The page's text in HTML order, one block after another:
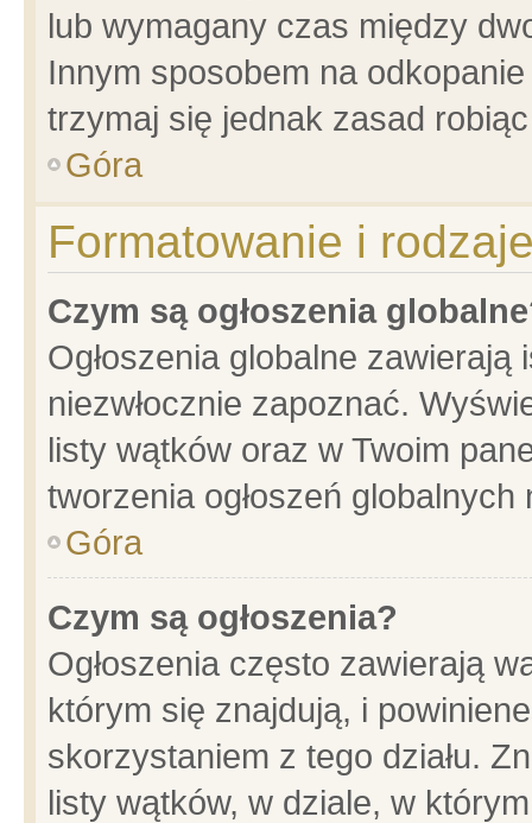
lub wymagany czas między
Innym sposobem na
trzymaj się jednak zasad
Góra
Formatowanie i
Czym są ogłoszenia
Ogłoszenia globalne
niezwłocznie zapoznać.
listy wątków oraz w Twoim
tworzenia ogłoszeń
Góra
Czym są ogłoszenia?
Ogłoszenia często zawierają
którym się znajdują, i
skorzystaniem z tego działu.
listy wątków, w dziale, w